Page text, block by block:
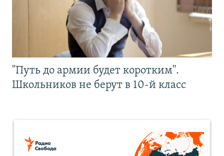
"Путь до армии будет коротким".
Школьников не берут в 10-й класс